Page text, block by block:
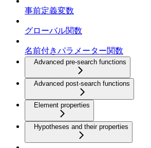
事前定義変数
グローバル関数
名前付きパラメーター関数
Advanced pre-search functions
Advanced post-search functions
Element properties
Hypotheses and their properties